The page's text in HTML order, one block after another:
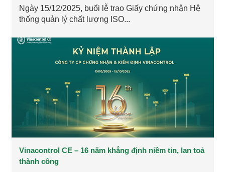
Ngày 15/12/2025, buổi lễ trao Giấy chứng nhận Hệ
thống quản lý chất lượng ISO...
Vinacontrol CE – 16 năm khẳng định niềm tin, lan toả
thành công